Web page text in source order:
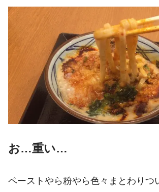
お…重い…
ペーストやら粉やら色々まとわりつ